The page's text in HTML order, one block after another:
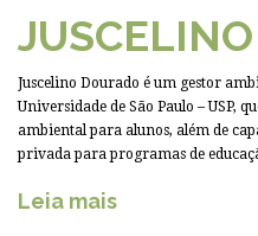
Juscelino Dourado é um gestor
Universidade de São Paulo – USP,
ambiental para alunos, além de
privada para programas de
Leia mais